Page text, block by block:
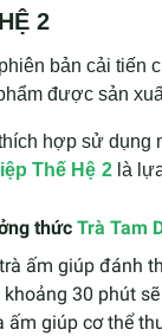
2
bản cải tiến
được sản
hợp sử
Thế Hệ 2 là
thức Trà Tam
ấm giúp đánh
30 phút
giúp cơ thể